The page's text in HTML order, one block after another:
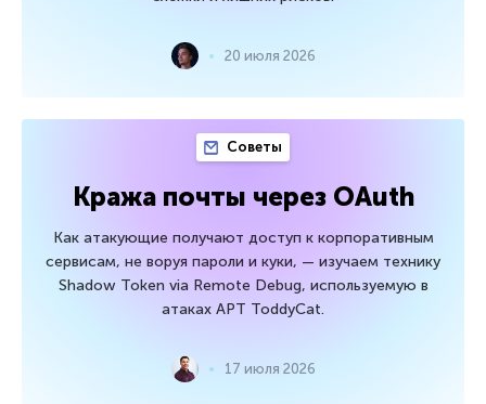
20 июля 2026
Советы
Кража почты через OAuth
Как атакующие получают доступ к корпоративным
сервисам, не воруя пароли и куки, — изучаем технику
Shadow Token via Remote Debug, используемую в
атаках APT ToddyCat.
17 июля 2026